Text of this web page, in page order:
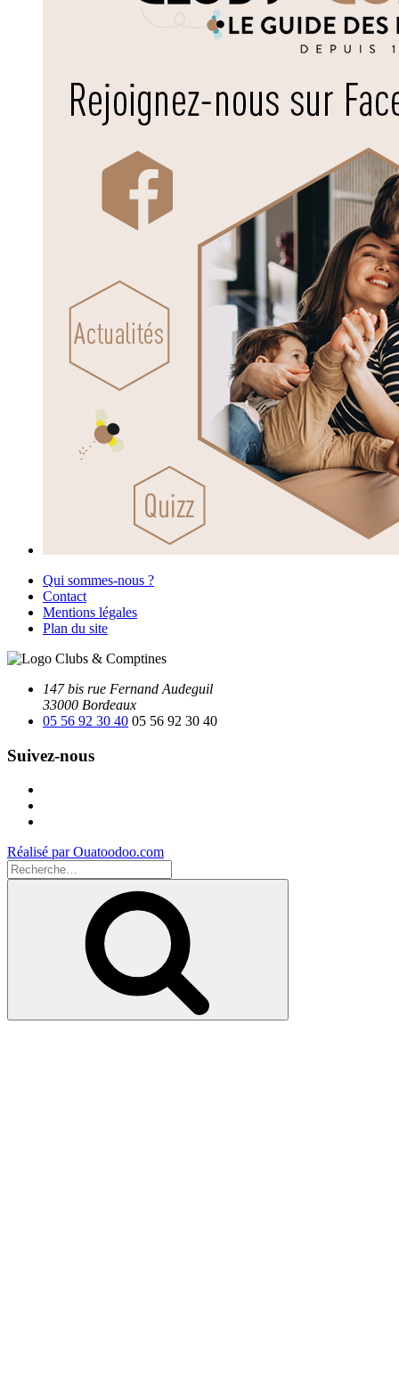
Qui sommes-nous ?
Contact
Mentions légales
Plan du site
147 bis rue Fernand Audeguil
33000 Bordeaux
05 56 92 30 40 05 56 92 30 40
Suivez-nous
Réalisé par Ouatoodoo.com
Recherche
pour